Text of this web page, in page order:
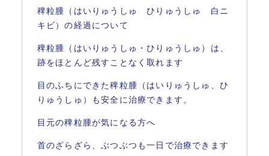
稗粒腫（はいりゅうしゅ ひりゅうしゅ 白ニ
キビ）の経過について
稗粒腫（はいりゅうしゅ・ひりゅうしゅ）は、
跡をほとんど残すことなく取れます
目のふちにできた稗粒腫（はいりゅうしゅ、ひ
りゅうしゅ）も安全に治療できます。
目元の稗粒腫が気になる方へ
首のざらざら、ぶつぶつも一日で治療できます